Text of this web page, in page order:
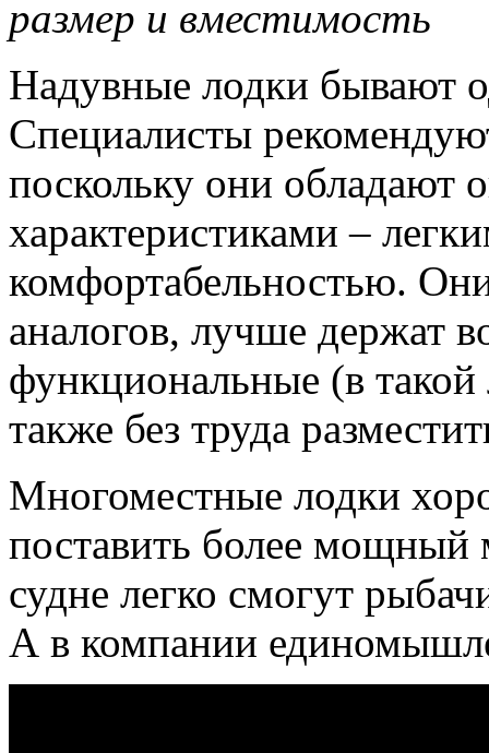
размер и вместимость
Надувные лодки бывают
Специалисты
поскольку они обладают
характеристиками –
комфортабельностью.
аналогов, лучше держат
функциональные (в
также без труда
Многоместные лодки
поставить более
судне легко смогут
А в компании